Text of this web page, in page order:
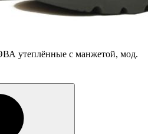
утеплённые с манжетой, мод.